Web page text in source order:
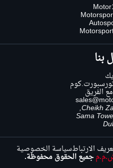
بنا
الفريق
Cheikh
Sama
جميع الحقوق محفوظة.
الارتباطسياسة الخصوصية